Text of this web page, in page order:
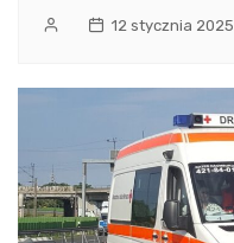
12 stycznia 2025